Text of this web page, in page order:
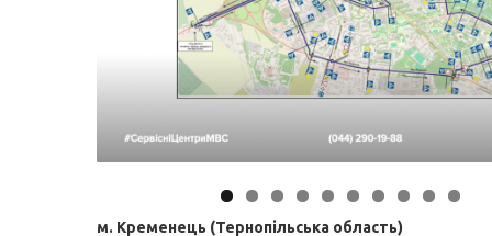
м. Кременець (Тернопільська область)